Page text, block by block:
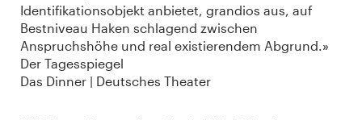
Identifikationsobjekt anbietet, grandios aus, auf
Bestniveau Haken schlagend zwischen
Anspruchshöhe und real existierendem Abgrund.»
Der Tagesspiegel
Das Dinner | Deutsches Theater